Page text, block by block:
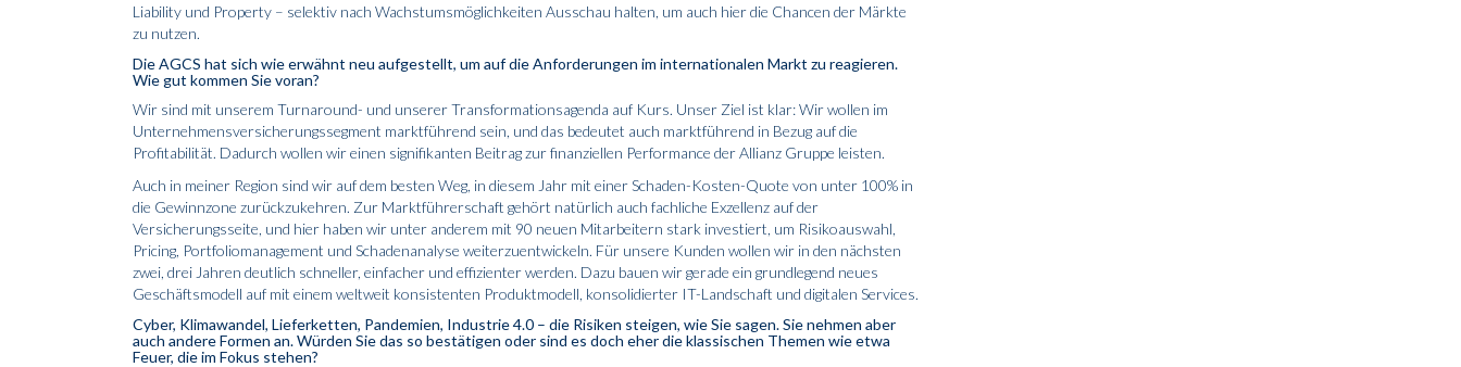
Liability und Property – selektiv nach Wachstumsmöglichkeiten Ausschau halten, um auch hier die Chancen der Märkte
zu nutzen.
Die AGCS hat sich wie erwähnt neu aufgestellt, um auf die Anforderungen im internationalen Markt zu reagieren.
Wie gut kommen Sie voran?
Wir sind mit unserem Turn­around- und unserer Transformationsagenda auf Kurs. Unser Ziel ist klar: Wir wollen im
Unternehmensversicherungssegment marktführend sein, und das bedeutet auch marktführend in Bezug auf die
Profitabilität. Dadurch wollen wir einen signifikanten Beitrag zur finanziellen Performance der Allianz Gruppe leisten.
Auch in meiner Region sind wir auf dem besten Weg, in diesem Jahr mit einer Schaden-Kosten-Quote von unter 100% in
die Gewinnzone zurückzukehren. Zur Marktführerschaft gehört natürlich auch fachliche Exzellenz auf der
Versicherungsseite, und hier haben wir unter anderem mit 90 neuen Mitarbeitern stark investiert, um Risikoauswahl,
Pricing, Portfoliomanagement und Schadenanalyse weiterzuentwickeln. Für unsere Kunden wollen wir in den nächsten
zwei, drei Jahren deutlich schneller, einfacher und effizienter werden. Dazu bauen wir gerade ein grundlegend neues
Geschäftsmodell auf mit einem weltweit konsistenten Produktmodell, konsolidierter IT-Landschaft und digitalen Services.
Cyber, Klimawandel, Lieferketten, Pandemien, Industrie 4.0 – die Risiken steigen, wie Sie sagen. Sie nehmen aber
auch andere Formen an. Würden Sie das so bestätigen oder sind es doch eher die klassischen Themen wie etwa
Feuer, die im Fokus stehen?